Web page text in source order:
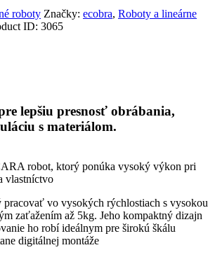
roboty Značky: ecobra, Roboty a lineárne
ID: 3065
lepšiu presnosť obrábania,
s materiálom.
robot, ktorý ponúka vysoký výkon pri
vlastníctvo
pracovať vo vysokých rýchlostiach s vysokou
zaťažením až 5kg. Jeho kompaktný dizajn
ho robí ideálnym pre širokú škálu
digitálnej montáže